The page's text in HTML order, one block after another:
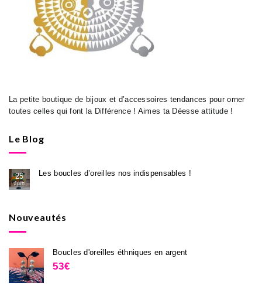
La petite boutique de bijoux et d’accessoires tendances pour orner
toutes celles qui font la Différence ! Aimes ta Déesse attitude !
Le Blog
25
Juin
Les boucles d’oreilles nos indispensables !
Nouveautés
Boucles d'oreilles éthniques en argent
53€